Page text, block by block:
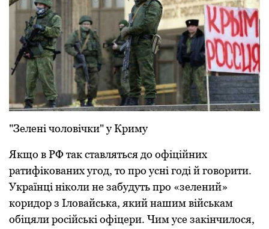
"Зелені чоловічки" у Криму
Якщо в РФ так ставляться до офіційних
ратифікованих угод, то про усні годі й говорити.
Українці ніколи не забудуть про «зелений»
коридор з Іловайська, який нашим військам
обіцяли російські офіцери. Чим усе закінчилося,